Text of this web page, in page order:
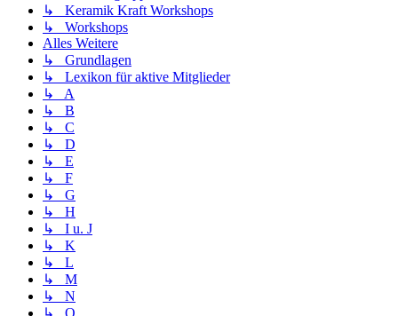
↳ Keramik Kraft Workshops
↳ Workshops
Alles Weitere
↳ Grundlagen
↳ Lexikon für aktive Mitglieder
↳ A
↳ B
↳ C
↳ D
↳ E
↳ F
↳ G
↳ H
↳ I u. J
↳ K
↳ L
↳ M
↳ N
↳ O